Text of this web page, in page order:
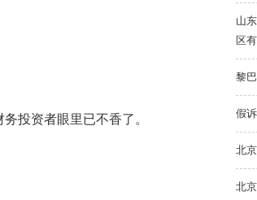
投资者眼里已不香了。
山
区
黎
假
北
北